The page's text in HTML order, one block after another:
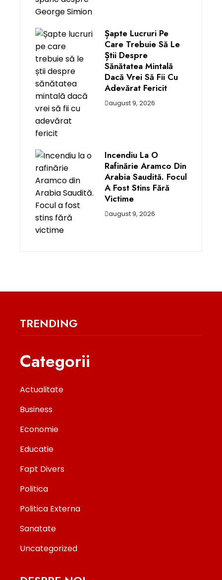
Șapte Lucruri Pe
Care Trebuie Să Le
Știi Despre
Sănătatea Mintală
Dacă Vrei Să Fii Cu
Adevărat Fericit
august 9, 2026
Incendiu La O
Rafinărie Aramco Din
Arabia Saudită. Focul
A Fost Stins Fără
Victime
august 9, 2026
TRENDING
Categorii
Actualitate
Business
Economie
Educatie
Fapt Divers
Politica
Politica Externa
Sanatate
Uncategorized